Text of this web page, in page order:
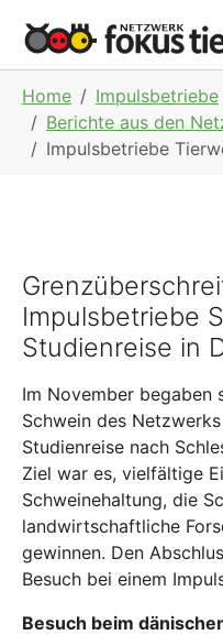
Home
Impulsbetriebe
Berichte aus den
Impulsbetriebe
Impulsbetriebe
Studienreise in
Im November begaben
Schwein des
Studienreise nach
Ziel war es, vielfältige
Schweinehaltung, die
landwirtschaftliche
gewinnen. Den
Besuch bei einem
Besuch beim